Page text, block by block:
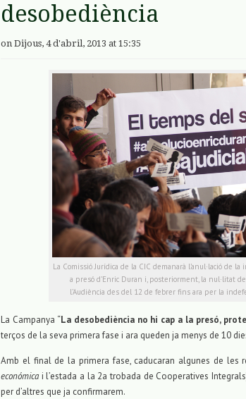
desobediència
on Dijous, 4 d'abril, 2013 at 15:35
La Comissió Jurídica de la CIC demanarà l’anul·lació de
a presó d’Enric Duran i, posteriorment, la nul·litat
l’Audiència des del 12 de febrer fins ara per la
La Campanya “La desobediència no hi cap a la presó,
terços de la seva primera fase i ara queden ja menys de 10
Amb el final de la primera fase, caducaran algunes de les
económica i l’estada a la 2a trobada de Cooperatives
per d’altres que ja confirmarem.